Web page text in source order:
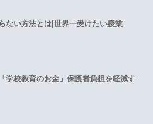
ない方法とは|世界一受けたい授業
学校教育のお金」保護者負担を軽減す